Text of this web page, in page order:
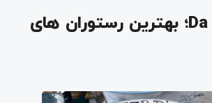
Da Ferdinando؛ بهترین رستوران های